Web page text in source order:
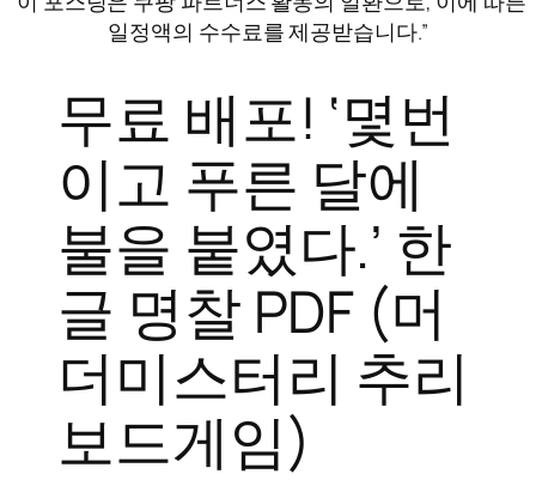
일정액의 수수료를 제공받습니다.”
무료 배포! ‘몇번
이고 푸른 달에
불을 붙였다.’ 한
글 명찰 PDF (머
더미스터리 추리
보드게임)